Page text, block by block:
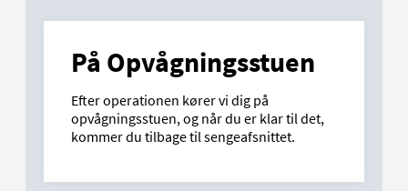
På Opvågningsstuen
Efter operationen kører vi dig på
opvågningsstuen, og når du er klar til det,
kommer du tilbage til sengeafsnittet.